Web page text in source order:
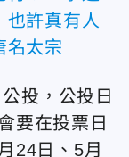
也許真有人
名太宗
投，公投日
要在投票日
24日、5月